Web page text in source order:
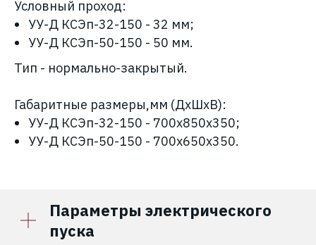
Условный проход:
УУ-Д КСЭп-32-150 - 32 мм;
УУ-Д КСЭп-50-150 - 50 мм.
Тип - нормально-закрытый.
Габаритные размеры,мм (ДхШхВ):
УУ-Д КСЭп-32-150 - 700х850х350;
УУ-Д КСЭп-50-150 - 700х650х350.
Параметры электрического
пуска